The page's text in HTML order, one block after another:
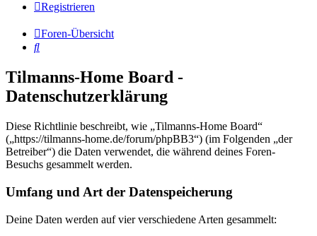
Registrieren
Foren-Übersicht
Suche
Tilmanns-Home Board -
Datenschutzerklärung
Diese Richtlinie beschreibt, wie „Tilmanns-Home Board“
(„https://tilmanns-home.de/forum/phpBB3“) (im Folgenden „der
Betreiber“) die Daten verwendet, die während deines Foren-
Besuchs gesammelt werden.
Umfang und Art der Datenspeicherung
Deine Daten werden auf vier verschiedene Arten gesammelt: